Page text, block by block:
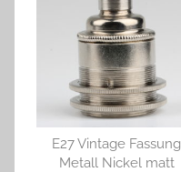
E27 Vintage Fassung
Metall Nickel matt